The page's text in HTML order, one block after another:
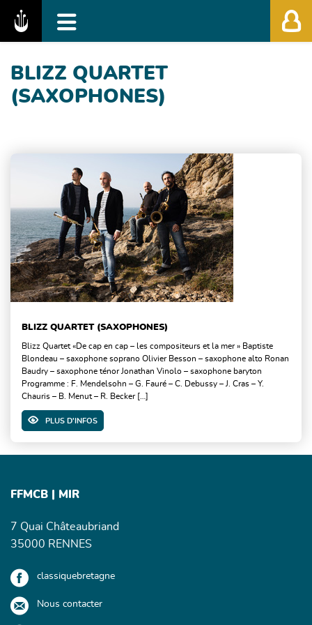
Fédération des Festivals de Musique
BLIZZ QUARTET
(SAXOPHONES)
BLIZZ QUARTET (SAXOPHONES)
Blizz Quartet «De cap en cap – les compositeurs et la mer » Baptiste
Blondeau – saxophone soprano Olivier Besson – saxophone alto Ronan
Baudry – saxophone ténor Jonathan Vinolo – saxophone baryton
Programme : F. Mendelsohn – G. Fauré – C. Debussy – J. Cras – Y.
Chauris – B. Menut – R. Becker […]
PLUS D'INFOS
FFMCB | MIR
7 Quai Châteaubriand
35000 RENNES
classiquebretagne
Nous contacter